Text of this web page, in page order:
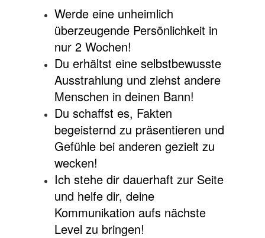
Werde eine unheimlich
überzeugende Persönlichkeit in
nur 2 Wochen!
Du erhältst eine selbstbewusste
Ausstrahlung und ziehst andere
Menschen in deinen Bann!
Du schaffst es, Fakten
begeisternd zu präsentieren und
Gefühle bei anderen gezielt zu
wecken!
Ich stehe dir dauerhaft zur Seite
und helfe dir, deine
Kommunikation aufs nächste
Level zu bringen!